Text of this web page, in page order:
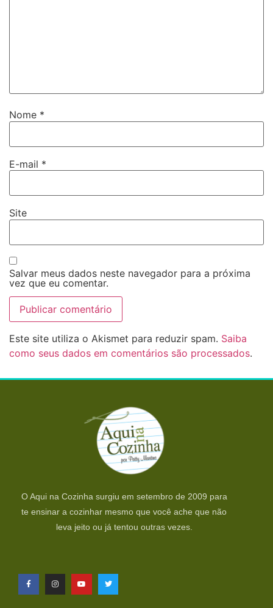
Nome *
E-mail *
Site
Salvar meus dados neste navegador para a próxima
vez que eu comentar.
Este site utiliza o Akismet para reduzir spam. Saiba
como seus dados em comentários são processados.
O Aqui na Cozinha surgiu em setembro de 2009 para
te ensinar a cozinhar mesmo que você ache que não
leva jeito ou já tentou outras vezes.